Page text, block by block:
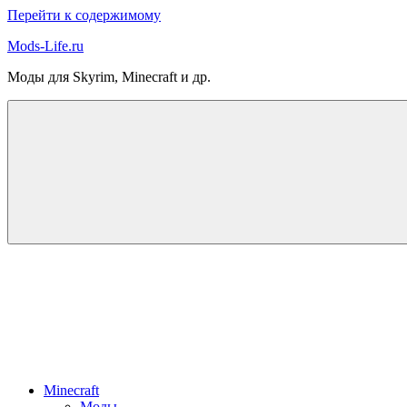
Перейти к содержимому
Mods-Life.ru
Моды для Skyrim, Minecraft и др.
Minecraft